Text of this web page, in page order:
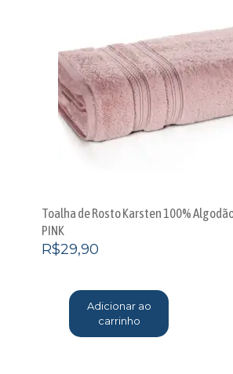
Toalha de Rosto Karsten 100%
PINK
R$29,90
Adicionar ao
carrinho